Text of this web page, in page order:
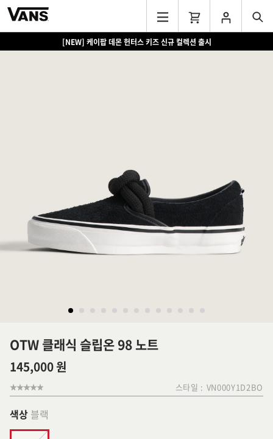
[NEW] 케이팝 데몬 헌터스 키즈 신규 컬렉션 출시
OTW 클래식 슬립온 98 노트
145,000 원
스타일 : VN000Y1D2BO
색상 블랙